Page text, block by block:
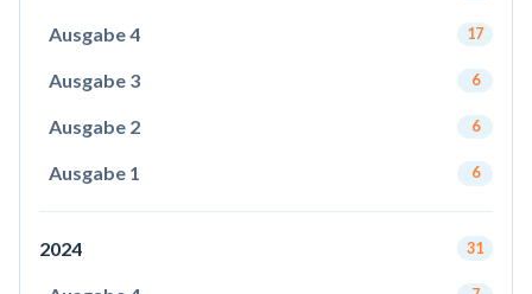
Ausgabe 4 17
Ausgabe 3 6
Ausgabe 2 6
Ausgabe 1 6
2024 31